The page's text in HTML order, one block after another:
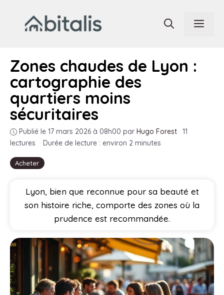
contenu
Acheter
Zones chaudes de Lyon :
cartographie des
quartiers moins
sécuritaires
Publié le 17 mars 2026 à 08h00 par Hugo Forest · 11
lectures · Durée de lecture : environ 2 minutes
Lyon, bien que reconnue pour sa beauté et
son histoire riche, comporte des zones où la
prudence est recommandée.